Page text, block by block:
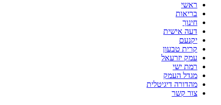
ראשי
בריאות
חינוך
דעה אישית
יקנעם
קרית טבעון
עמק יזרעאל
רמת ישי
מגדל העמק
מהדורה דיגיטלית
צור קשר